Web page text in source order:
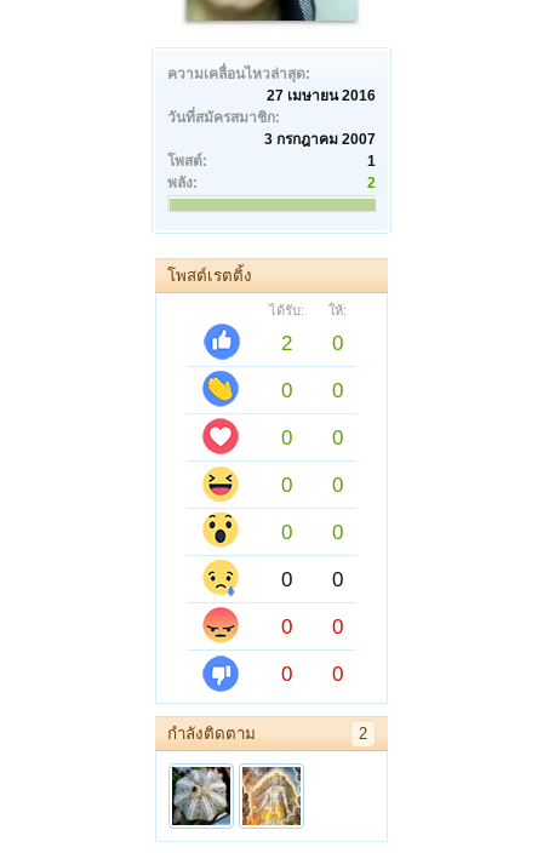
ความเคลื่อนไหวล่าสุด:
27 เมษายน 2016
วันที่สมัครสมาชิก:
3 กรกฎาคม 2007
โพสต์:
1
พลัง:
2
โพสต์เรตติ้ง
ได้รับ: ให้:
2
0
0
0
0
0
0
0
0
0
0
0
0
0
0
0
กำลังติดตาม 2